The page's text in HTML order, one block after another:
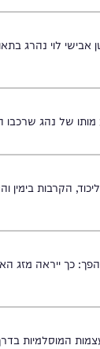
אבישי לוי נהרג
מותו של נהג שרכבו
הקרבות בימין
כך ייראה מזג
המוסלמיות